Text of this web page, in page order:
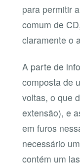
para permitir
comum de
claramente o
A parte de
composta de
voltas, o que
extensão), e
em furos
necessário
contém um